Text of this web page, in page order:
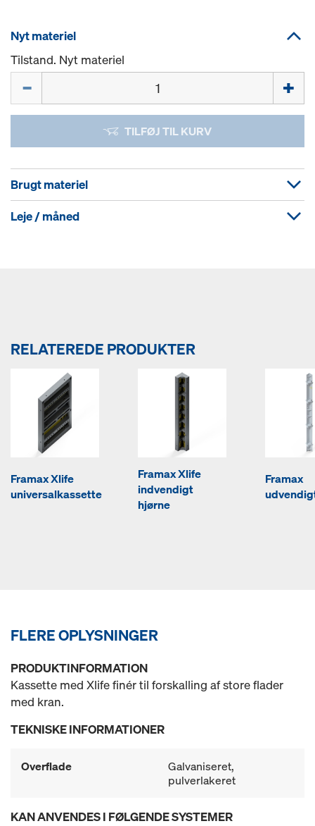
Nyt materiel
Tilstand. Nyt materiel
TILFØJ TIL KURV
Brugt materiel
Leje / måned
RELATEREDE PRODUKTER
Framax Xlife
universalkassette
Framax Xlife
indvendigt
hjørne
Framax
FLERE OPLYSNINGER
PRODUKTINFORMATION
Kassette med Xlife finér til forskalling af store flader
med kran.
TEKNISKE INFORMATIONER
Overflade
Galvaniseret,
pulverlakeret
KAN ANVENDES I FØLGENDE SYSTEMER